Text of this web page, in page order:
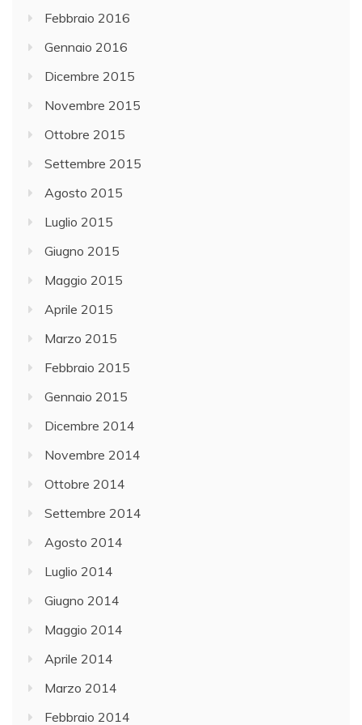
Febbraio 2016
Gennaio 2016
Dicembre 2015
Novembre 2015
Ottobre 2015
Settembre 2015
Agosto 2015
Luglio 2015
Giugno 2015
Maggio 2015
Aprile 2015
Marzo 2015
Febbraio 2015
Gennaio 2015
Dicembre 2014
Novembre 2014
Ottobre 2014
Settembre 2014
Agosto 2014
Luglio 2014
Giugno 2014
Maggio 2014
Aprile 2014
Marzo 2014
Febbraio 2014